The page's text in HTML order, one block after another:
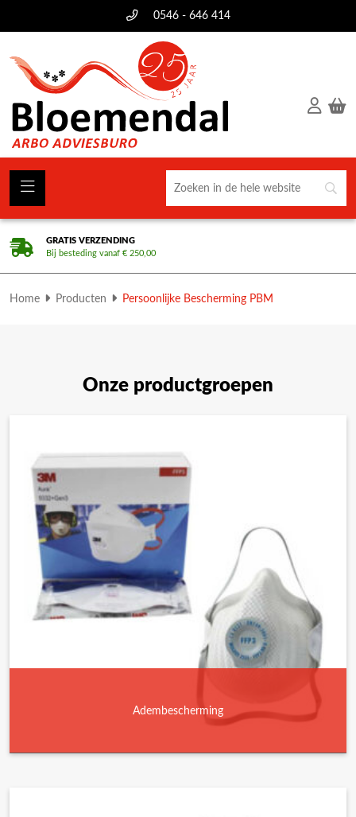
0546 - 646 414
GRATIS VERZENDING
Bij besteding vanaf € 250,00
Home Producten Persoonlijke Bescherming PBM
Onze productgroepen
Adembescherming